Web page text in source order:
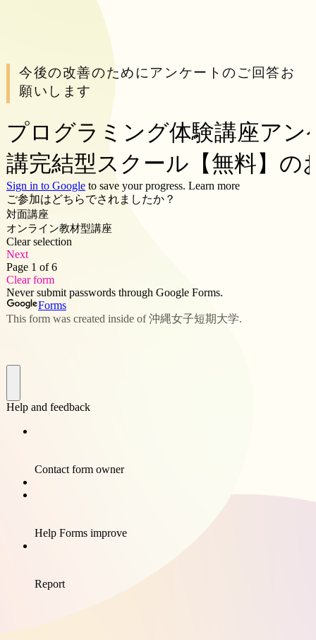
今後の改善のためにアンケートのご回答お
願いします